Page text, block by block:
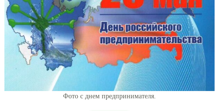
Фото с днем предпринимателя.